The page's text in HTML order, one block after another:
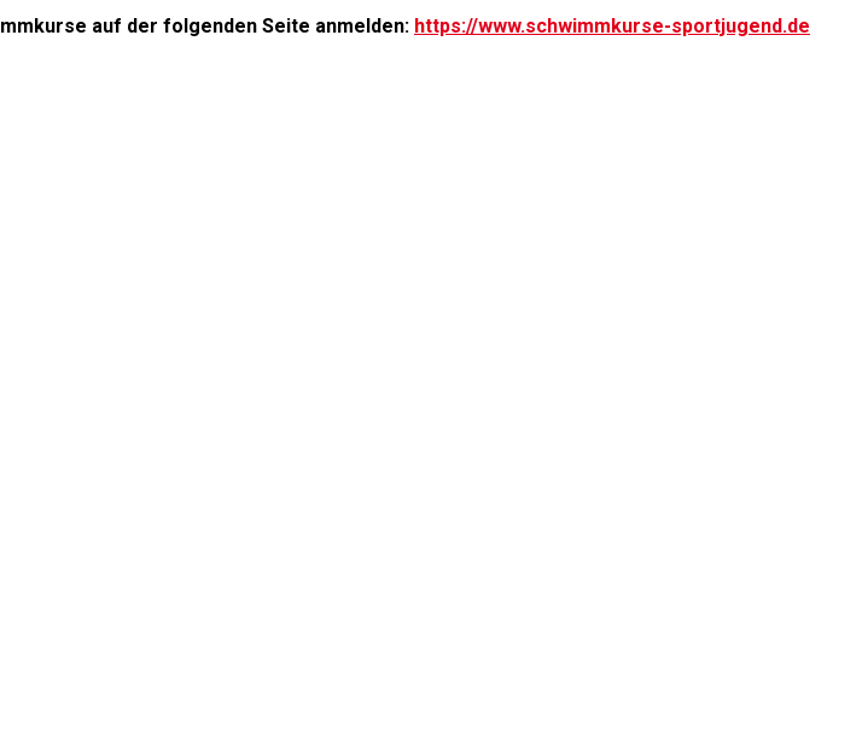
auf der folgenden Seite anmelden: https://www.schwimmkurse-sportjugend.de